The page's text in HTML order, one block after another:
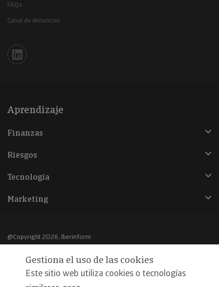
FAQs
Canal de denuncias
Iberinform en Linkedin
Aprendizaje
Finanzas
Riesgos
Tecnología
Marketing
@Copyright 2026, Iberinform
Aviso legal
Política de cookies
Gestiona el uso de las cookies
Este sitio web utiliza cookies o tecnologías